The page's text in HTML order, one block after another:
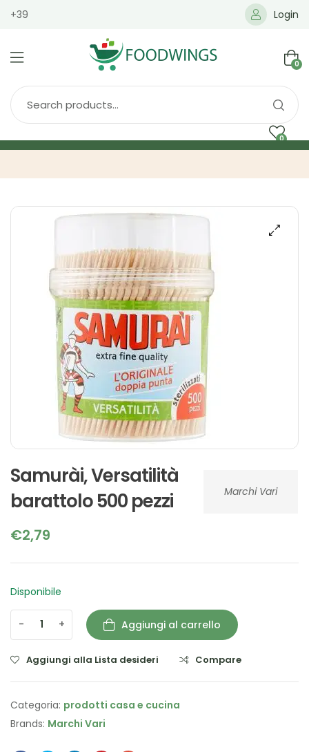
+39 Login
0
0
Marchi Vari
Samurài, Versatilità
barattolo 500 pezzi
€2,79
Disponibile
- + Aggiungi al carrello
Aggiungi alla Lista desideri Compare
Categoria: prodotti casa e cucina
Brands: Marchi Vari